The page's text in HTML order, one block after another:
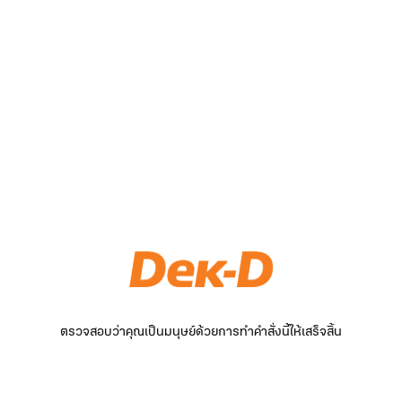
ตรวจสอบว่าคุณเป็นมนุษย์ด้วยการทำคำสั่งนี้ให้เสร็จสิ้น